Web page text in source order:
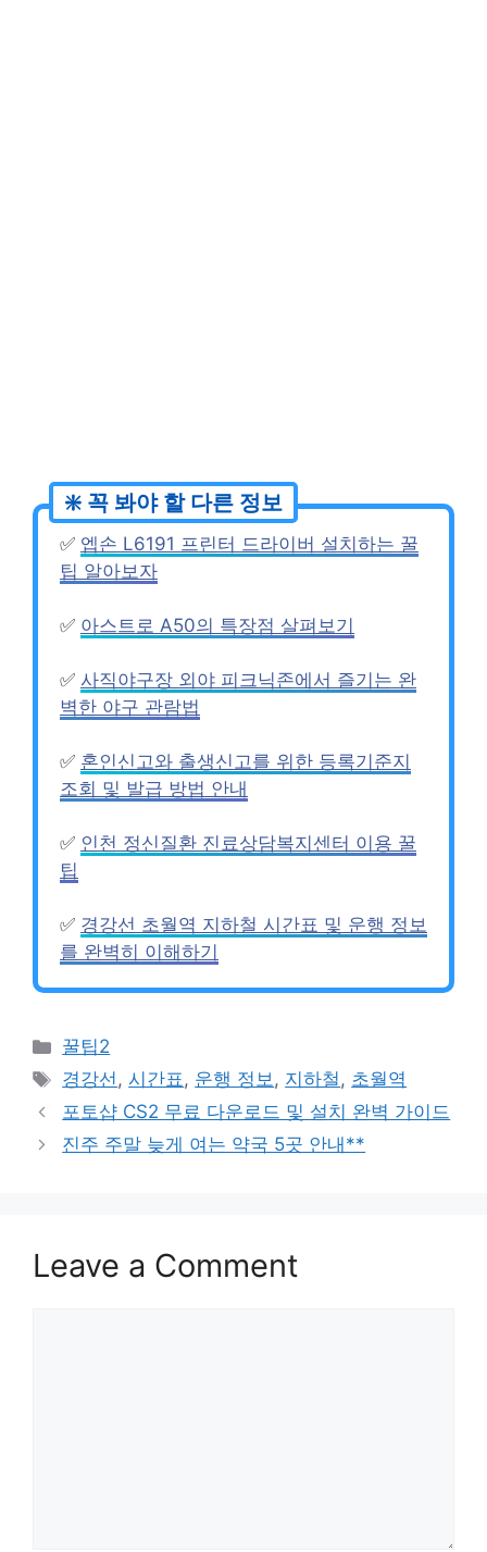
✅ 엡손 L6191 프린터 드라이버 설치하는 꿀
팁 알아보자
✅ 아스트로 A50의 특장점 살펴보기
✅ 사직야구장 외야 피크닉존에서 즐기는 완
벽한 야구 관람법
✅ 혼인신고와 출생신고를 위한 등록기준지
조회 및 발급 방법 안내
✅ 인천 정신질환 진료상담복지센터 이용 꿀
팁
✅ 경강선 초월역 지하철 시간표 및 운행 정보
를 완벽히 이해하기
Categories
꿀팁2
Tags
경강선,시간표, 운행 정보, 지하철, 초월역
포토샵 CS2 무료 다운로드 및 설치 완벽 가이드
진주 주말 늦게 여는 약국 5곳 안내**
Leave a Comment